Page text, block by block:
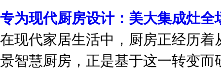
专为现代厨房设计：美大集成灶全
在现代家居生活中，厨房正经历
景智慧厨房，正是基于这一转变